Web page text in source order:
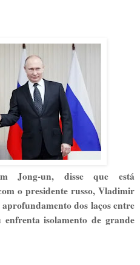
Jong-un, disse que está
o presidente russo, Vladimir
dos laços entre
isolamento de grande